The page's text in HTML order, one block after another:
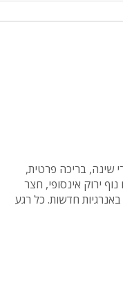
זוגית
נופש
פול
גליל עוצרי נשימה, שוכנת וילה לה פטלונה - וילה יוקרתית עם 4 חדרי שינה, בריכה פרטית,
ירוק אינסופי, חצר
חדשות. כל רגע